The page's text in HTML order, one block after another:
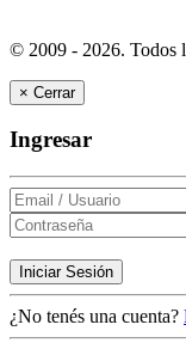
© 2009 - 2026. Todos
× Cerrar
Ingresar
Iniciar Sesión
¿No tenés una cuenta?